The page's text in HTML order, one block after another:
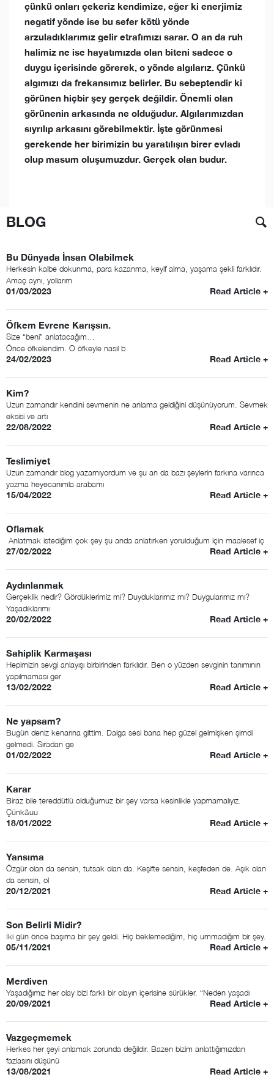
çünkü onları çekeriz kendimize, eğer ki enerjimiz
negatif yönde ise bu sefer kötü yönde
arzuladıklarımız gelir etrafımızı sarar. O an da ruh
halimiz ne ise hayatımızda olan biteni sadece o
duygu içerisinde görerek, o yönde algılarız. Çünkü
algımızı da frekansımız belirler. Bu sebeptendir ki
görünen hiçbir şey gerçek değildir. Önemli olan
görünenin arkasında ne olduğudur. Algılarımızdan
sıyrılıp arkasını görebilmektir. İşte görünmesi
gerekende her birimizin bu yaratılışın birer evladı
olup masum oluşumuzdur. Gerçek olan budur.
BLOG
Bu Dünyada İnsan Olabilmek
Herkesin kalbe dokunma, para kazanma, keyif alma, yaşama şekli farklıdır.
Amaç aynı, yollarım
01/03/2023 Read Article +
Öfkem Evrene Karışsın.
Size “beni” anlatacağım…
Önce öfkelendim. O öfkeyle nasıl b
24/02/2023 Read Article +
Kim?
Uzun zamandır kendini sevmenin ne anlama geldiğini düşünüyorum. Sevmek
eksisi ve artı
22/08/2022 Read Article +
Teslimiyet
Uzun zamandır blog yazamıyordum ve şu an da bazı şeylerin farkına varınca
yazma heyecanımla arabamı
15/04/2022 Read Article +
Oflamak
Anlatmak istediğim çok şey şu anda anlatırken yorulduğum için maalesef iç
27/02/2022 Read Article +
Aydınlanmak
Gerçeklik nedir? Gördüklerimiz mi? Duyduklarımız mı? Duygularımız mı?
Yaşadıklarımı
20/02/2022 Read Article +
Sahiplik Karmaşası
Hepimizin sevgi anlayışı birbirinden farklıdır. Ben o yüzden sevginin tanımının
yapılmaması ger
13/02/2022 Read Article +
Ne yapsam?
Bugün deniz kenarına gittim. Dalga sesi bana hep güzel gelmişken şimdi
gelmedi. Sıradan ge
01/02/2022 Read Article +
Karar
Biraz bile tereddütlü olduğumuz bir şey varsa kesinlikle yapmamalıyız.
Çünk&uu
18/01/2022 Read Article +
Yansıma
Özgür olan da sensin, tutsak olan da. Keşifte sensin, keşfeden de. Aşık olan
da sensin, ol
20/12/2021 Read Article +
Son Belirli Midir?
İki gün önce başıma bir şey geldi. Hiç beklemediğim, hiç ummadığım bir şey.
05/11/2021 Read Article +
Merdiven
Yaşadığımız her olay bizi farklı bir olayın içerisine sürükler. “Neden yaşadı
20/09/2021 Read Article +
Vazgeçmemek
Herkes her şeyi anlamak zorunda değildir. Bazen bizim anlattığımızdan
fazlasını düşünü
13/08/2021 Read Article +